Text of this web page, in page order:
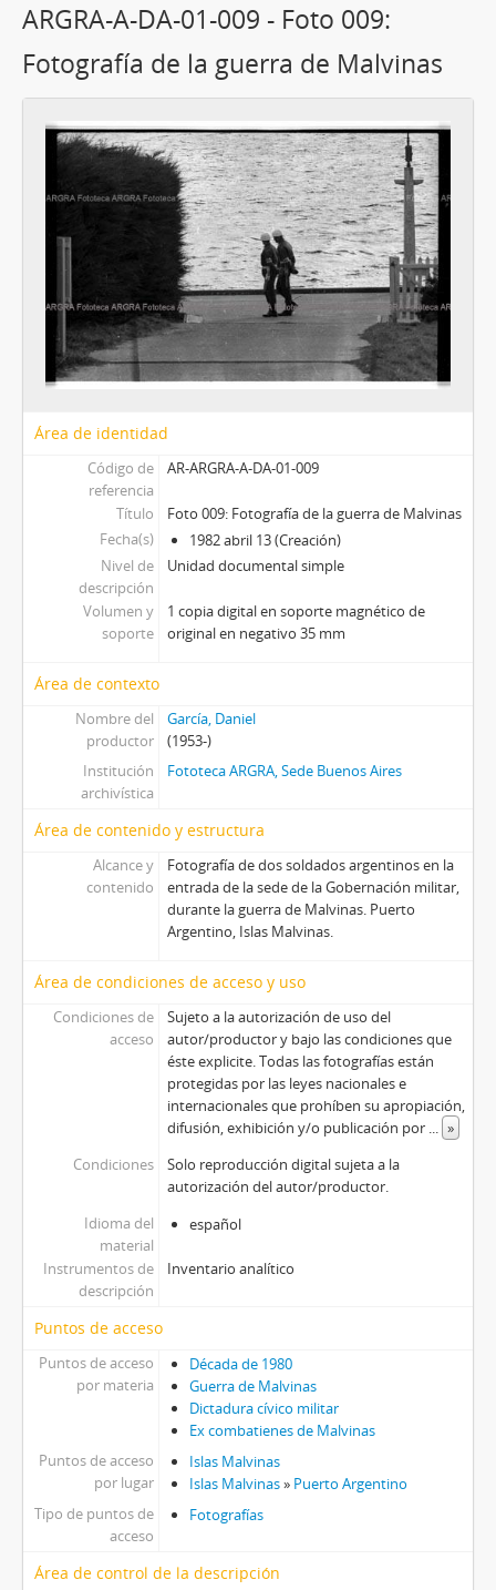
ARGRA-A-DA-01-009 - Foto 009:
Fotografía de la guerra de Malvinas
Área de identidad
Código de
referencia
AR-ARGRA-A-DA-01-009
Título
Foto 009: Fotografía de la guerra de Malvinas
Fecha(s)
1982 abril 13 (Creación)
Nivel de
descripción
Unidad documental simple
Volumen y
soporte
1 copia digital en soporte magnético de
original en negativo 35 mm
Área de contexto
Nombre del
productor
García, Daniel
(1953-)
Institución
archivística
Fototeca ARGRA, Sede Buenos Aires
Área de contenido y estructura
Alcance y
contenido
Fotografía de dos soldados argentinos en la
entrada de la sede de la Gobernación militar,
durante la guerra de Malvinas. Puerto
Argentino, Islas Malvinas.
Área de condiciones de acceso y uso
Condiciones de
acceso
Sujeto a la autorización de uso del
autor/productor y bajo las condiciones que
éste explicite. Todas las fotografías están
protegidas por las leyes nacionales e
internacionales que prohíben su apropiación,
difusión, exhibición y/o publicación por ... »
Condiciones
Solo reproducción digital sujeta a la
autorización del autor/productor.
Idioma del
material
español
Instrumentos de
descripción
Inventario analítico
Puntos de acceso
Puntos de acceso
por materia
Década de 1980
Guerra de Malvinas
Dictadura cívico militar
Ex combatienes de Malvinas
Puntos de acceso
por lugar
Islas Malvinas
Islas Malvinas» Puerto Argentino
Tipo de puntos de
acceso
Fotografías
Área de control de la descripción